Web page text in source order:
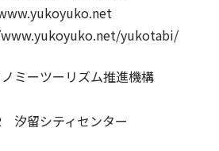
yukotabi/
ミーツーリズム推進機構
汐留シティセンター